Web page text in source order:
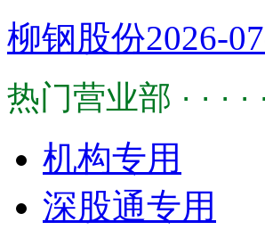
柳钢股份2026-
热门营业部 · · · ·
机构专用
深股通专用